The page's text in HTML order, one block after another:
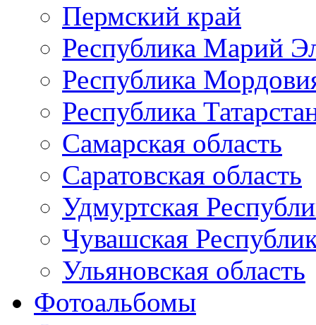
Пермский край
Республика Марий
Республика
Республика
Самарская область
Саратовская область
Удмуртская
Чувашская
Ульяновская область
Фотоальбомы